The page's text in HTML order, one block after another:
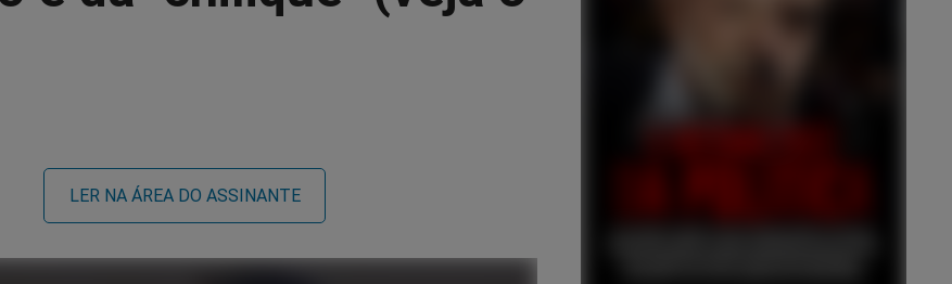
LER NA ÁREA DO ASSINANTE